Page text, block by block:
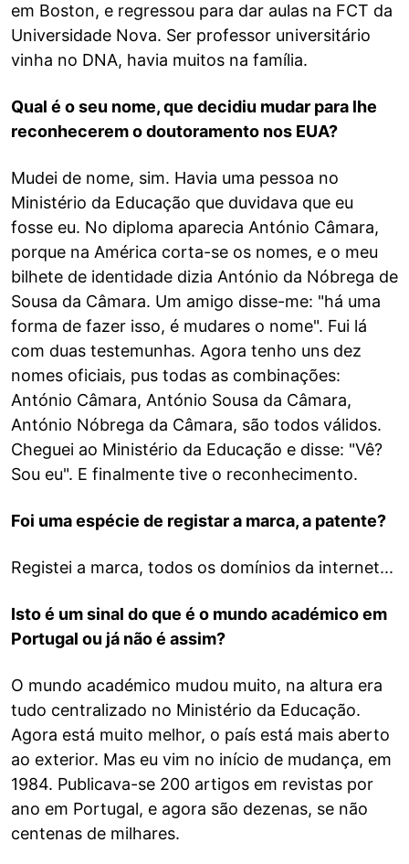
em Boston, e regressou para dar aulas na FCT da
Universidade Nova. Ser professor universitário
vinha no DNA, havia muitos na família.
Qual é o seu nome, que decidiu mudar para lhe
reconhecerem o doutoramento nos EUA?
Mudei de nome, sim. Havia uma pessoa no
Ministério da Educação que duvidava que eu
fosse eu. No diploma aparecia António Câmara,
porque na América corta-se os nomes, e o meu
bilhete de identidade dizia António da Nóbrega de
Sousa da Câmara. Um amigo disse-me: "há uma
forma de fazer isso, é mudares o nome". Fui lá
com duas testemunhas. Agora tenho uns dez
nomes oficiais, pus todas as combinações:
António Câmara, António Sousa da Câmara,
António Nóbrega da Câmara, são todos válidos.
Cheguei ao Ministério da Educação e disse: "Vê?
Sou eu". E finalmente tive o reconhecimento.
Foi uma espécie de registar a marca, a patente?
Registei a marca, todos os domínios da internet...
Isto é um sinal do que é o mundo académico em
Portugal ou já não é assim?
O mundo académico mudou muito, na altura era
tudo centralizado no Ministério da Educação.
Agora está muito melhor, o país está mais aberto
ao exterior. Mas eu vim no início de mudança, em
1984. Publicava-se 200 artigos em revistas por
ano em Portugal, e agora são dezenas, se não
centenas de milhares.